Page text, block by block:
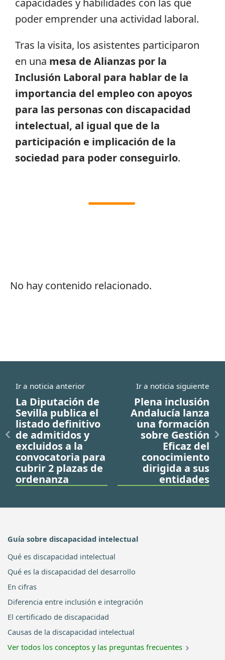
capacidades y habilidades con las que
poder emprender una actividad laboral.
Tras la visita, los asistentes participaron
en una mesa de Alianzas por la
Inclusión Laboral para hablar de la
importancia del empleo con apoyos
para las personas con discapacidad
intelectual, al igual que de la
participación e implicación de la
sociedad para poder conseguirlo.
No hay contenido relacionado.
Ir a noticia anterior
La Diputación de
Sevilla publica el
listado definitivo
de admitidos y
excluidos a la
convocatoria para
cubrir 2 plazas de
ordenanza
Ir a noticia siguiente
Plena inclusión
Andalucía lanza
una formación
sobre Gestión
Eficaz del
conocimiento
dirigida a sus
entidades
Guía sobre discapacidad intelectual
Qué es discapacidad intelectual
Qué es la discapacidad del desarrollo
En cifras
Diferencia entre inclusión e integración
El certificado de discapacidad
Causas de la discapacidad intelectual
Ver todos los conceptos y las preguntas frecuentes